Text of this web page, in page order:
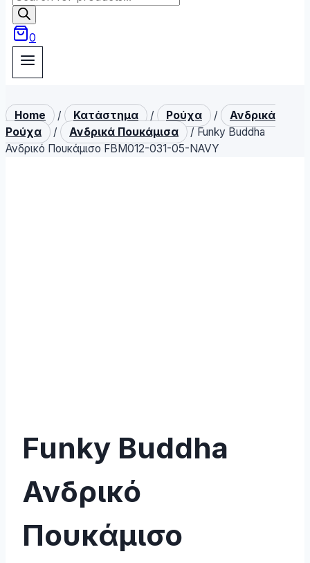
search
0
Home / Κατάστημα / Ρούχα /
Ανδρικά
Ρούχα
/ Ανδρικά Πουκάμισα / Funky Buddha
Ανδρικό Πουκάμισο FBM012-031-05-NAVY
Funky Buddha
Ανδρικό
Πουκάμισο